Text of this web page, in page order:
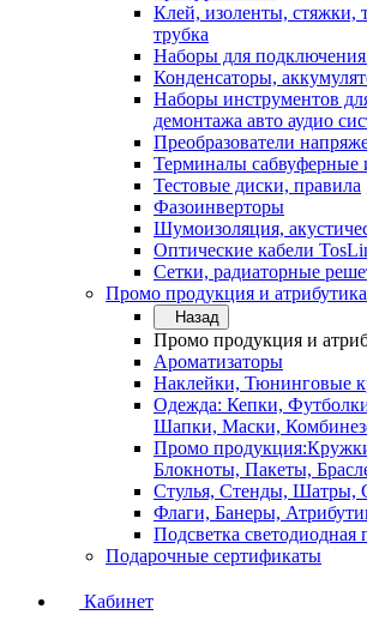
Клей, изоленты, стяжки,
трубка
Наборы для подключения
Конденсаторы,
Наборы инструментов
демонтажа авто аудио
Преобразователи
Терминалы сабвуферные
Тестовые диски, правила
Фазоинверторы
Шумоизоляция,
Оптические кабели
Сетки, радиаторные
Промо продукция и атрибутика
Назад
Промо продукция и
Ароматизаторы
Наклейки, Тюнинговые
Одежда: Кепки,
Шапки, Маски,
Промо
Блокноты, Пакеты,
Стулья, Стенды, Шатры,
Флаги, Банеры,
Подсветка
Подарочные сертификаты
Кабинет